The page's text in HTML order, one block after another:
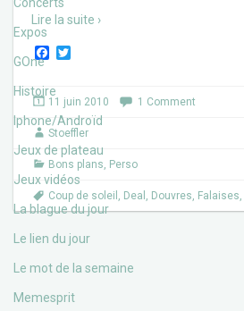
Expos
GOne
Histoire
Iphone/Androïd
Jeux de plateau
Jeux vidéos
La blague du jour
Le lien du jour
Le mot de la semaine
Memesprit
Lire la suite ›
F
e
b
o
o
k
t
t
e
r
11 juin 2010 1 Comment
Stoeffler
Bons plans, Perso
Coup de soleil , Deal , Douvres, Falaises,